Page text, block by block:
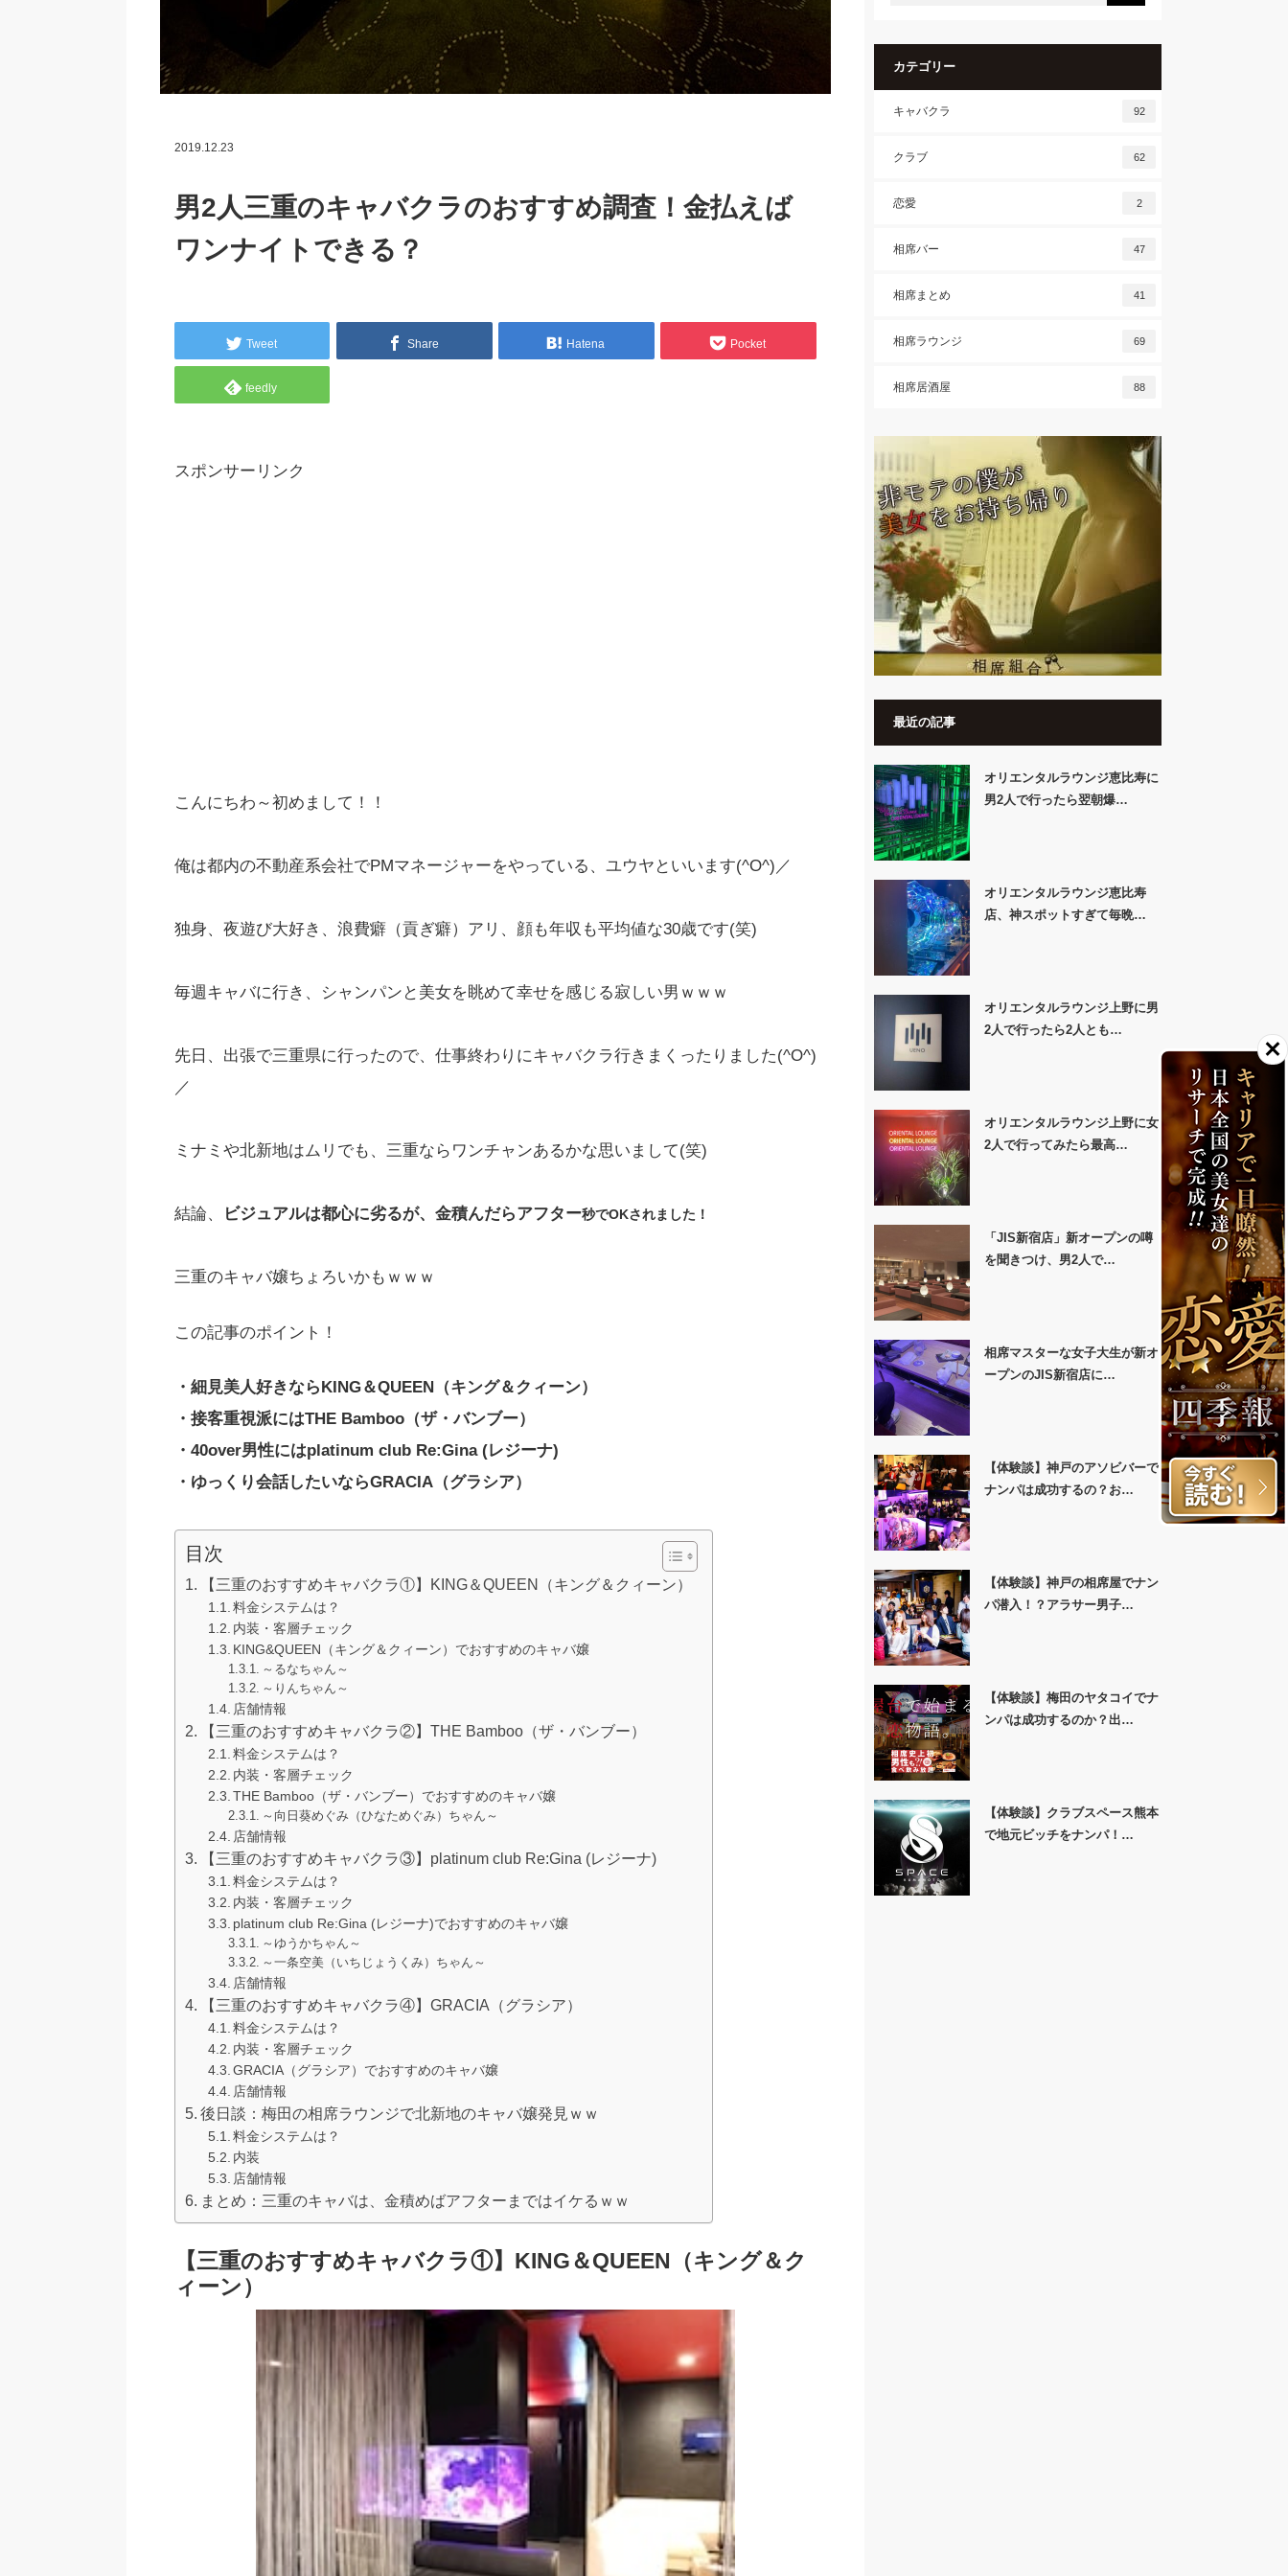
2019.12.23
男2人三重のキャバクラのおすすめ調査！金払えば
ワンナイトできる？
Tweet Share Hatena Pocket
feedly
スポンサーリンク
こんにちわ～初めまして！！
俺は都内の不動産系会社でPMマネージャーをやっている、ユウヤといいます(^O^)／
独身、夜遊び大好き、浪費癖（貢ぎ癖）アリ、顔も年収も平均値な30歳です(笑)
毎週キャバに行き、シャンパンと美女を眺めて幸せを感じる寂しい男ｗｗｗ
先日、出張で三重県に行ったので、仕事終わりにキャバクラ行きまくったりました(^O^)
／
ミナミや北新地はムリでも、三重ならワンチャンあるかな思いまして(笑)
結論、 ビジュアルは都心に劣るが、金積んだらアフター秒でOKされました！
三重のキャバ嬢ちょろいかもｗｗｗ
この記事のポイント！
・細見美人好きならKING＆QUEEN（キング＆クィーン）
・接客重視派にはTHE Bamboo（ザ・バンブー）
・40over男性にはplatinum club Re:Gina (レジーナ)
・ゆっくり会話したいならGRACIA（グラシア）
目次
【三重のおすすめキャバクラ①】KING＆QUEEN（キング＆クィーン）
料金システムは？
内装・客層チェック
KING&QUEEN（キング＆クィーン）でおすすめのキャバ嬢
～るなちゃん～
～りんちゃん～
店舗情報
【三重のおすすめキャバクラ②】THE Bamboo（ザ・バンブー）
料金システムは？
内装・客層チェック
THE Bamboo（ザ・バンブー）でおすすめのキャバ嬢
～向日葵めぐみ（ひなためぐみ）ちゃん～
店舗情報
【三重のおすすめキャバクラ③】platinum club Re:Gina (レジーナ)
料金システムは？
内装・客層チェック
platinum club Re:Gina (レジーナ)でおすすめのキャバ嬢
～ゆうかちゃん～
～一条空美（いちじょうくみ）ちゃん～
店舗情報
【三重のおすすめキャバクラ④】GRACIA（グラシア）
料金システムは？
内装・客層チェック
GRACIA（グラシア）でおすすめのキャバ嬢
店舗情報
後日談：梅田の相席ラウンジで北新地のキャバ嬢発見ｗｗ
料金システムは？
内装
店舗情報
まとめ：三重のキャバは、金積めばアフターまではイケるｗｗ
【三重のおすすめキャバクラ①】KING＆QUEEN（キング＆ク
ィーン）
カテゴリー
キャバクラ 92
クラブ 62
恋愛 2
相席バー 47
相席まとめ 41
相席ラウンジ 69
相席居酒屋 88
最近の記事
オリエンタルラウンジ恵比寿に
男2人で行ったら翌朝爆…
オリエンタルラウンジ恵比寿
店、神スポットすぎて毎晩…
オリエンタルラウンジ上野に男
2人で行ったら2人とも…
オリエンタルラウンジ上野に女
2人で行ってみたら最高…
「JIS新宿店」新オープンの噂
を聞きつけ、男2人で…
相席マスターな女子大生が新オ
ープンのJIS新宿店に…
【体験談】神戸のアソビバーで
ナンパは成功するの？お…
【体験談】神戸の相席屋でナン
パ潜入！？アラサー男子…
【体験談】梅田のヤタコイでナ
ンパは成功するのか？出…
【体験談】クラブスペース熊本
で地元ビッチをナンパ！…